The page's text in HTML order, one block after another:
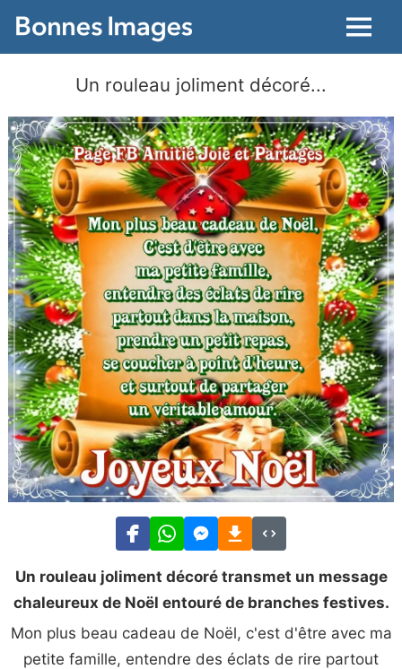
Menu
Un rouleau joliment décoré...
Un rouleau joliment décoré transmet un message
chaleureux de Noël entouré de branches festives.
Mon plus beau cadeau de Noël, c'est d'être avec ma
petite famille, entendre des éclats de rire partout